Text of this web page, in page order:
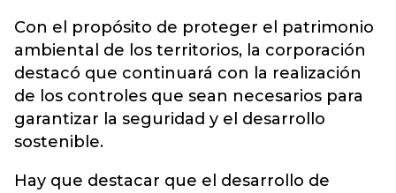
Con el propósito de proteger el patrimonio
ambiental de los territorios, la corporación
destacó que continuará con la realización
de los controles que sean necesarios para
garantizar la seguridad y el desarrollo
sostenible.
Hay que destacar que el desarrollo de